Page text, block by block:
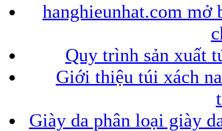
hanghieunhat.com
Quy trình sản xuất
Giới thiệu túi xách
Giày da phân loại giày